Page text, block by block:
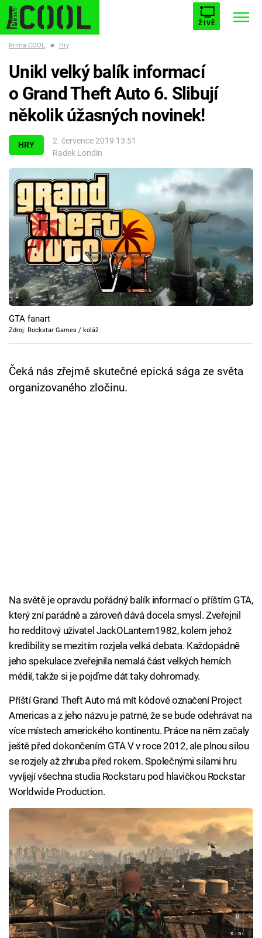
ŽIVĚ
ESCAPE PLNEJ KOTEL AVENGERS 5
Témata
Filmy
Seriály
Hry
Cool Esport
Pořady
TV Program
Prima COOL ■ Hry
HRY
2. července 2019 13:51
Radek Londin
Unikl velký balík informací
o Grand Theft Auto 6. Slibují
několik úžasných novinek!
GTA fanart
Zdroj: Rockstar Games / koláž
Čeká nás zřejmě skutečné epická sága ze světa
organizovaného zločinu.
Na světě je opravdu pořádný balík informací o příštím GTA,
který zní parádně a zároveň dává docela smysl. Zveřejnil
ho redditový uživatel JackOLantern1982, kolem jehož
kredibility se mezitím rozjela velká debata. Každopádně
jeho spekulace zveřejnila nemalá část velkých herních
médií, takže si je pojďme dát taky dohromady.
Příští Grand Theft Auto má mít kódové označení Project
Americas a z jeho názvu je patrné, že se bude odehrávat na
více místech amerického kontinentu. Práce na něm začaly
ještě před dokončením GTA V v roce 2012, ale plnou silou
se rozjely až zhruba před rokem. Společnými silami hru
vyvíjejí všechna studia Rockstaru pod hlavičkou Rockstar
Worldwide Production.